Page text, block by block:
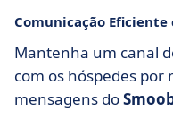
Comunicação Eficiente
Mantenha um canal
com os hóspedes
mensagens do